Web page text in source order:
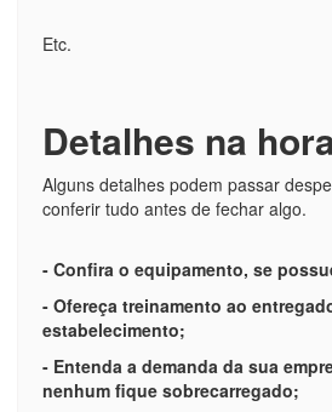
Etc.
Detalhes na
Alguns detalhes podem passar
conferir tudo antes de fechar algo.
- Confira o equipamento, se
- Ofereça treinamento ao
estabelecimento;
- Entenda a demanda da sua
nenhum fique sobrecarregado;